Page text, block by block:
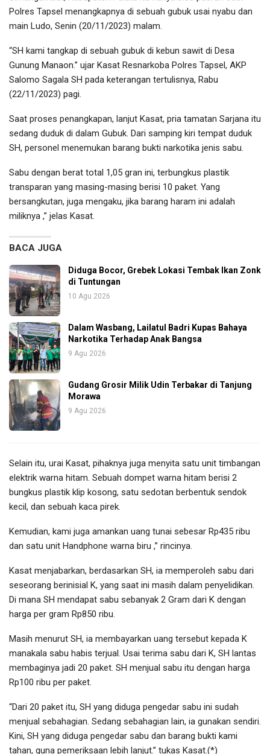
Polres Tapsel menangkapnya di sebuah gubuk usai nyabu dan
main Ludo, Senin (20/11/2023) malam.
“SH kami tangkap di sebuah gubuk di kebun sawit di Desa
Gunung Manaon.” ujar Kasat Resnarkoba Polres Tapsel, AKP
Salomo Sagala SH pada keterangan tertulisnya, Rabu
(22/11/2023) pagi.
Saat proses penangkapan, lanjut Kasat, pria tamatan Sarjana itu
sedang duduk di dalam Gubuk. Dari samping kiri tempat duduk
SH, personel menemukan barang bukti narkotika jenis sabu.
Sabu dengan berat total 1,05 gran ini, terbungkus plastik
transparan yang masing-masing berisi 10 paket. Yang
bersangkutan, juga mengaku, jika barang haram ini adalah
miliknya ,” jelas Kasat.
BACA JUGA
Diduga Bocor, Grebek Lokasi Tembak Ikan Zonk
di Tuntungan
10 Agu 2026
Dalam Wasbang, Lailatul Badri Kupas Bahaya
Narkotika Terhadap Anak Bangsa
9 Agu 2026
Gudang Grosir Milik Udin Terbakar di Tanjung
Morawa
9 Agu 2026
Selain itu, urai Kasat, pihaknya juga menyita satu unit timbangan
elektrik warna hitam. Sebuah dompet warna hitam berisi 2
bungkus plastik klip kosong, satu sedotan berbentuk sendok
kecil, dan sebuah kaca pirek.
Kemudian, kami juga amankan uang tunai sebesar Rp435 ribu
dan satu unit Handphone warna biru ,” rincinya.
Kasat menjabarkan, berdasarkan SH, ia memperoleh sabu dari
seseorang berinisial K, yang saat ini masih dalam penyelidikan.
Di mana SH mendapat sabu sebanyak 2 Gram dari K dengan
harga per gram Rp850 ribu.
Masih menurut SH, ia membayarkan uang tersebut kepada K
manakala sabu habis terjual. Usai terima sabu dari K, SH lantas
membaginya jadi 20 paket. SH menjual sabu itu dengan harga
Rp100 ribu per paket.
“Dari 20 paket itu, SH yang diduga pengedar sabu ini sudah
menjual sebahagian. Sedang sebahagian lain, ia gunakan sendiri.
Kini, SH yang diduga pengedar sabu dan barang bukti kami
tahan, guna pemeriksaan lebih lanjut.” tukas Kasat.(*)